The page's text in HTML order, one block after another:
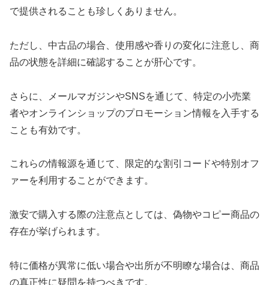
で提供されることも珍しくありません。
ただし、中古品の場合、使用感や香りの変化に注意し、商
品の状態を詳細に確認することが肝心です。
さらに、メールマガジンやSNSを通じて、特定の小売業
者やオンラインショップのプロモーション情報を入手する
ことも有効です。
これらの情報源を通じて、限定的な割引コードや特別オフ
ァーを利用することができます。
激安で購入する際の注意点としては、偽物やコピー商品の
存在が挙げられます。
特に価格が異常に低い場合や出所が不明瞭な場合は、商品
の真正性に疑問を持つべきです。